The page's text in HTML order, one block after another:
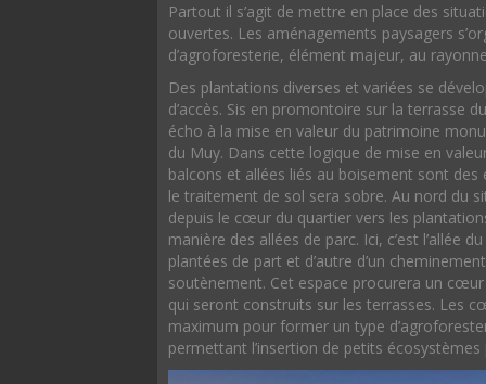
Partout il s’agit de mettre en place des
ouvertes. Les aménagements paysagers
d’agroforesterie, élément majeur, au
Des plantations diverses et variées se
d’accès. Sis en promontoire sur la terrasse
écho à la mise en valeur du patrimoine
du Muy. Dans cette logique de mise en
balcons et allées liés au boisement sont
le traitement de sol sera sobre. Au nord du
depuis le cœur du quartier vers les
manière des allées de parc. Ici, c’est l’allée
plantées de part et d’autre d’un
soutènement. Cet espace procurera un
qui seront construits sur les terrasses. Les
maximum pour former un type
permettant l’insertion de petits écosystèmes